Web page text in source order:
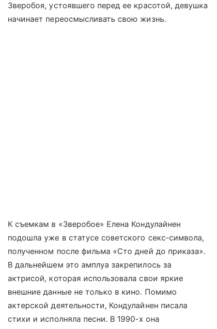
Зверобоя, устоявшего перед ее красотой, девушка
начинает переосмысливать свою жизнь.
К съемкам в «Зверобое» Елена Кондулайнен
подошла уже в статусе советского секс-символа,
полученном после фильма «Сто дней до приказа».
В дальнейшем это амплуа закрепилось за
актрисой, которая использовала свои яркие
внешние данные не только в кино. Помимо
актерской деятельности, Кондулайнен писала
стихи и исполняла песни. В 1990-х она